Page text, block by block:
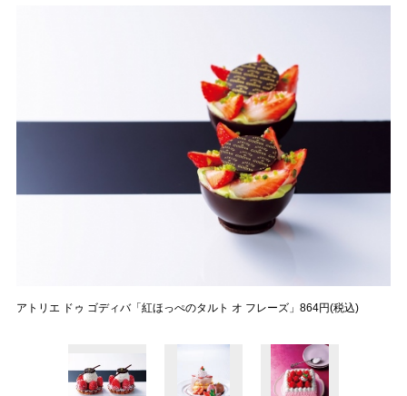
アトリエ ドゥ ゴディバ「紅ほっぺのタルト オ フレーズ」864円(税込)